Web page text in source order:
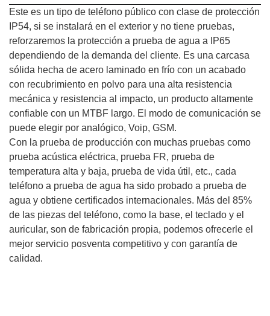
Este es un tipo de teléfono público con clase de protección
IP54, si se instalará en el exterior y no tiene pruebas,
reforzaremos la protección a prueba de agua a IP65
dependiendo de la demanda del cliente. Es una carcasa
sólida hecha de acero laminado en frío con un acabado
con recubrimiento en polvo para una alta resistencia
mecánica y resistencia al impacto, un producto altamente
confiable con un MTBF largo. El modo de comunicación se
puede elegir por analógico, Voip, GSM.
Con la prueba de producción con muchas pruebas como
prueba acústica eléctrica, prueba FR, prueba de
temperatura alta y baja, prueba de vida útil, etc., cada
teléfono a prueba de agua ha sido probado a prueba de
agua y obtiene certificados internacionales. Más del 85%
de las piezas del teléfono, como la base, el teclado y el
auricular, son de fabricación propia, podemos ofrecerle el
mejor servicio posventa competitivo y con garantía de
calidad.